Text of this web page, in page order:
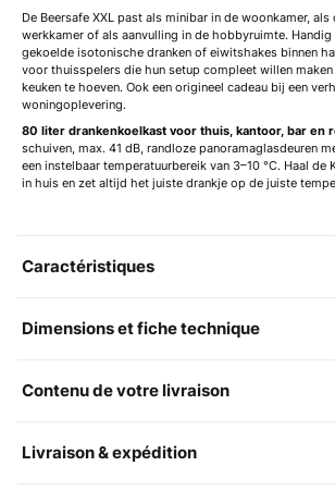
De Beersafe XXL past als minibar in de woonkamer,
werkkamer of als aanvulling in de hobbyruimte.
gekoelde isotonische dranken of eiwitshakes binnen
voor thuisspelers die hun setup compleet willen
keuken te hoeven. Ook een origineel cadeau bij een
woningoplevering.
80 liter drankenkoelkast voor thuis, kantoor, bar en
schuiven, max. 41 dB, randloze panoramaglasdeuren
een instelbaar temperatuurbereik van 3–10 °C. Haal de
in huis en zet altijd het juiste drankje op de juiste
Caractéristiques
Dimensions et fiche technique
Contenu de votre livraison
Livraison & expédition